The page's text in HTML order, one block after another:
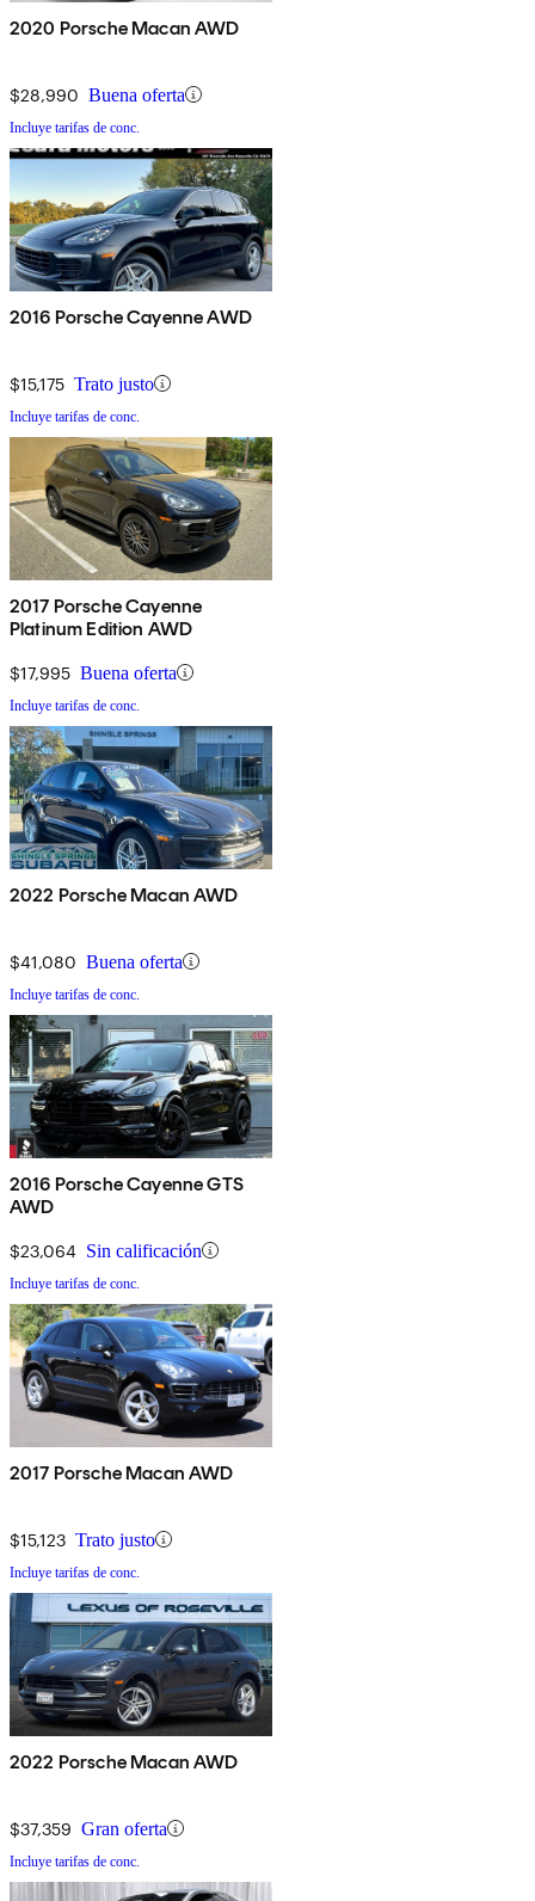
2020 Porsche Macan AWD
$28,990 Buena oferta
Incluye tarifas de conc.
2016 Porsche Cayenne AWD
$15,175 Trato justo
Incluye tarifas de conc.
2017 Porsche Cayenne
Platinum Edition AWD
$17,995 Buena oferta
Incluye tarifas de conc.
2022 Porsche Macan AWD
$41,080 Buena oferta
Incluye tarifas de conc.
2016 Porsche Cayenne GTS
AWD
$23,064 Sin calificación
Incluye tarifas de conc.
2017 Porsche Macan AWD
$15,123 Trato justo
Incluye tarifas de conc.
2022 Porsche Macan AWD
$37,359 Gran oferta
Incluye tarifas de conc.